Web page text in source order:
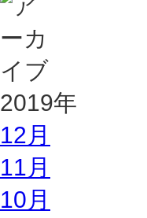
2019年
12月
11月
10月